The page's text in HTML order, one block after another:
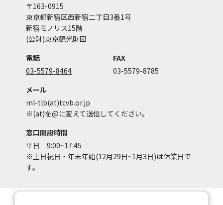
〒163-0915
東京都新宿区西新宿二丁目3番1号
新宿モノリス15階
(公財)東京観光財団
電話
03-5579-8464
FAX
03-5579-8785
メール
ml-tlb(at)tcvb.or.jp
※(at)を@に変えて送信してください。
窓口開設時間
平日 9:00~17:45
※土日祝日・年末年始(12月29日~1月3日)は休業日で
す。